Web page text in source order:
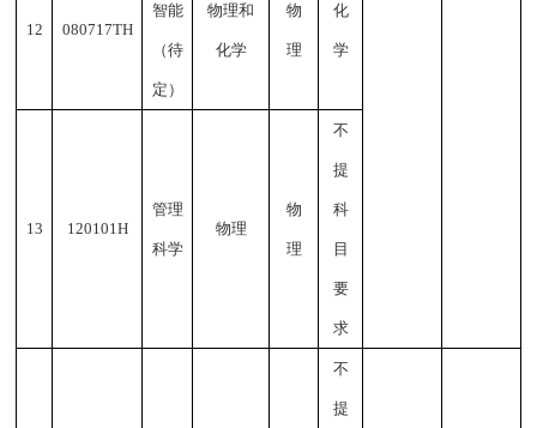
12 080717TH
智能
（待
定 ）
物理和
化学
物
理
化
学
13 120101H
管理
科学
物理
物
理
不
提
科
目
要
求
不
提